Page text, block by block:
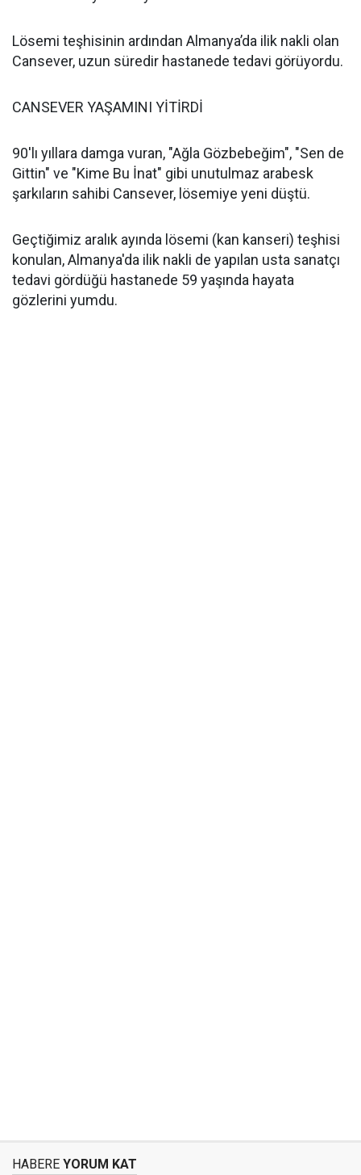
Lösemi teşhisinin ardından Almanya’da ilik nakli olan
Cansever, uzun süredir hastanede tedavi görüyordu.
CANSEVER YAŞAMINI YİTİRDİ
90'lı yıllara damga vuran, "Ağla Gözbebeğim", "Sen de
Gittin" ve "Kime Bu İnat" gibi unutulmaz arabesk
şarkıların sahibi Cansever, lösemiye yeni düştü.
Geçtiğimiz aralık ayında lösemi (kan kanseri) teşhisi
konulan, Almanya'da ilik nakli de yapılan usta sanatçı
tedavi gördüğü hastanede 59 yaşında hayata
gözlerini yumdu.
HABERE YORUM KAT